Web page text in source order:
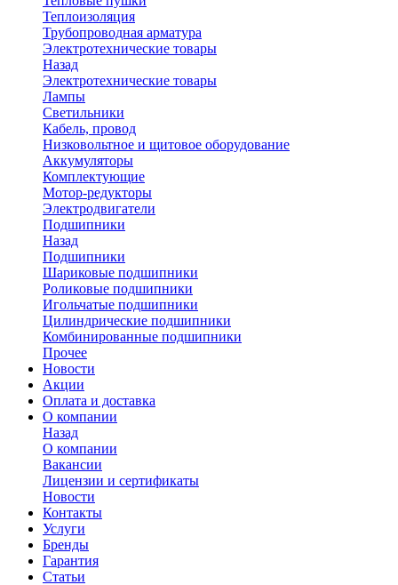
Теплоизоляция
Трубопроводная арматура
Электротехнические товары
Назад
Электротехнические товары
Лампы
Светильники
Кабель, провод
Низковольтное и щитовое оборудование
Аккумуляторы
Комплектующие
Мотор-редукторы
Электродвигатели
Подшипники
Назад
Подшипники
Шариковые подшипники
Роликовые подшипники
Игольчатые подшипники
Цилиндрические подшипники
Комбинированные подшипники
Прочее
Новости
Акции
Оплата и доставка
О компании
Назад
О компании
Вакансии
Лицензии и сертификаты
Новости
Контакты
Услуги
Бренды
Гарантия
Статьи